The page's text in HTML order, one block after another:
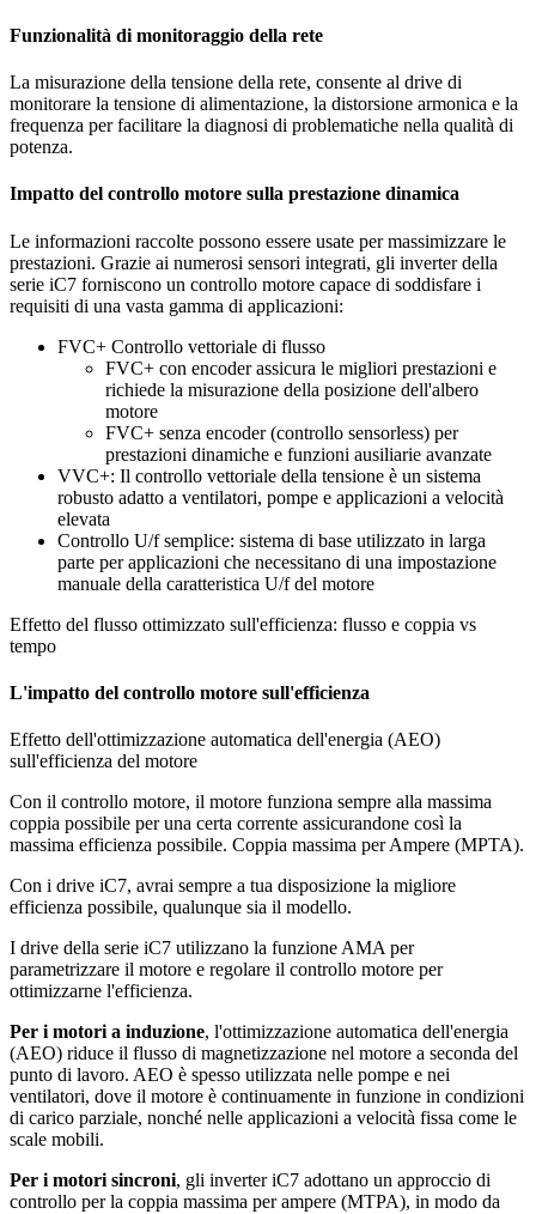
Funzionalità di monitoraggio della rete
La misurazione della tensione della rete, consente al drive di
monitorare la tensione di alimentazione, la distorsione armonica e la
frequenza per facilitare la diagnosi di problematiche nella qualità di
potenza.
Impatto del controllo motore sulla prestazione dinamica
Le informazioni raccolte possono essere usate per massimizzare le
prestazioni. Grazie ai numerosi sensori integrati, gli inverter della
serie iC7 forniscono un controllo motore capace di soddisfare i
requisiti di una vasta gamma di applicazioni:
FVC+ Controllo vettoriale di flusso
FVC+ con encoder assicura le migliori prestazioni e
richiede la misurazione della posizione dell'albero
motore
FVC+ senza encoder (controllo sensorless) per
prestazioni dinamiche e funzioni ausiliarie avanzate
VVC+: Il controllo vettoriale della tensione è un sistema
robusto adatto a ventilatori, pompe e applicazioni a velocità
elevata
Controllo U/f semplice: sistema di base utilizzato in larga
parte per applicazioni che necessitano di una impostazione
manuale della caratteristica U/f del motore
Effetto del flusso ottimizzato sull'efficienza: flusso e coppia vs
tempo
L'impatto del controllo motore sull'efficienza
Effetto dell'ottimizzazione automatica dell'energia (AEO)
sull'efficienza del motore
Con il controllo motore, il motore funziona sempre alla massima
coppia possibile per una certa corrente assicurandone così la
massima efficienza possibile. Coppia massima per Ampere (MPTA).
Con i drive iC7, avrai sempre a tua disposizione la migliore
efficienza possibile, qualunque sia il modello.
I drive della serie iC7 utilizzano la funzione AMA per
parametrizzare il motore e regolare il controllo motore per
ottimizzarne l'efficienza.
Per i motori a induzione, l'ottimizzazione automatica dell'energia
(AEO) riduce il flusso di magnetizzazione nel motore a seconda del
punto di lavoro. AEO è spesso utilizzata nelle pompe e nei
ventilatori, dove il motore è continuamente in funzione in condizioni
di carico parziale, nonché nelle applicazioni a velocità fissa come le
scale mobili.
Per i motori sincroni, gli inverter iC7 adottano un approccio di
controllo per la coppia massima per ampere (MTPA), in modo da